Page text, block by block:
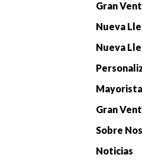
Gran
Nueva
Nueva
Mayorista
Gran
Sobre
Noticias